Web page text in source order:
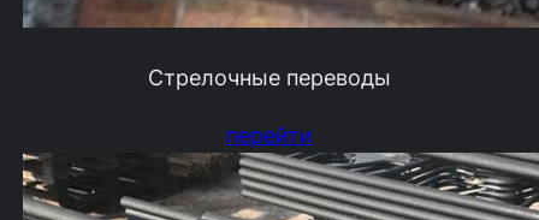
Стрелочные переводы
перейти